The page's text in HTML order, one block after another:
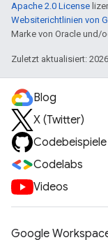
Apache 2.0 License
Websiterichtlinien von
Marke von Oracle und/
Zuletzt aktualisiert:
Blog
X (Twitter)
Codebeispiele
Codelabs
Videos
Google